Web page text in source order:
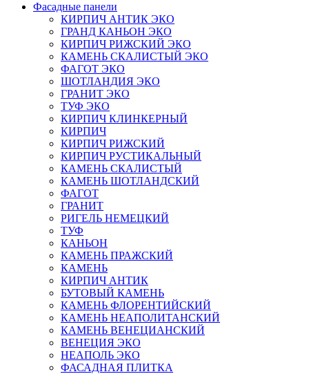
Фасадные панели
КИРПИЧ АНТИК ЭКО
ГРАНД КАНЬОН ЭКО
КИРПИЧ РИЖСКИЙ ЭКО
КАМЕНЬ СКАЛИСТЫЙ ЭКО
ФАГОТ ЭКО
ШОТЛАНДИЯ ЭКО
ГРАНИТ ЭКО
ТУФ ЭКО
КИРПИЧ КЛИНКЕРНЫЙ
КИРПИЧ
КИРПИЧ РИЖСКИЙ
КИРПИЧ РУСТИКАЛЬНЫЙ
КАМЕНЬ СКАЛИСТЫЙ
КАМЕНЬ ШОТЛАНДСКИЙ
ФАГОТ
ГРАНИТ
РИГЕЛЬ НЕМЕЦКИЙ
ТУФ
КАНЬОН
КАМЕНЬ ПРАЖСКИЙ
КАМЕНЬ
КИРПИЧ АНТИК
БУТОВЫЙ КАМЕНЬ
КАМЕНЬ ФЛОРЕНТИЙСКИЙ
КАМЕНЬ НЕАПОЛИТАНСКИЙ
КАМЕНЬ ВЕНЕЦИАНСКИЙ
ВЕНЕЦИЯ ЭКО
НЕАПОЛЬ ЭКО
ФАСАДНАЯ ПЛИТКА